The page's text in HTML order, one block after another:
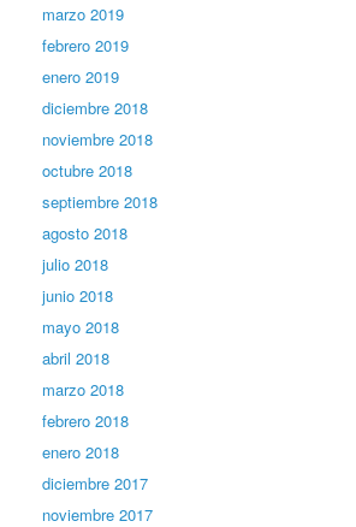
marzo 2019
febrero 2019
enero 2019
diciembre 2018
noviembre 2018
octubre 2018
septiembre 2018
agosto 2018
julio 2018
junio 2018
mayo 2018
abril 2018
marzo 2018
febrero 2018
enero 2018
diciembre 2017
noviembre 2017